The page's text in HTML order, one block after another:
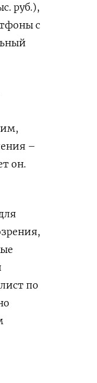
руб.),
с
–
он.
по